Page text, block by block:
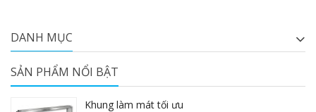
DANH MỤC
SẢN PHẨM NỔI BẬT
Khung làm mát tối ưu